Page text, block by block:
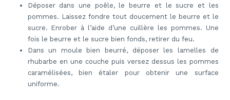
Déposer dans une poêle, le beurre et le sucre et les
pommes. Laissez fondre tout doucement le beurre et le
sucre. Enrober à l’aide d’une cuillère les pommes. Une
fois le beurre et le sucre bien fonds, retirer du feu.
Dans un moule bien beurré, déposer les lamelles de
rhubarbe en une couche puis versez dessus les pommes
caramélisées, bien étaler pour obtenir une surface
uniforme.